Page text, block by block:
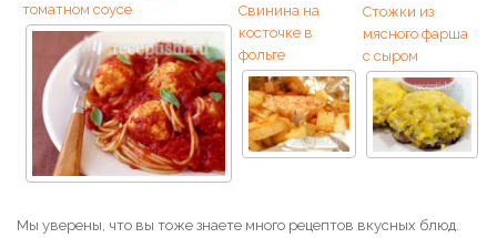
томатном соусе
Свинина на
косточке в
фольге
Стожки из
мясного фарша
с сыром
Мы уверены, что вы тоже знаете много рецептов вкусных блюд.